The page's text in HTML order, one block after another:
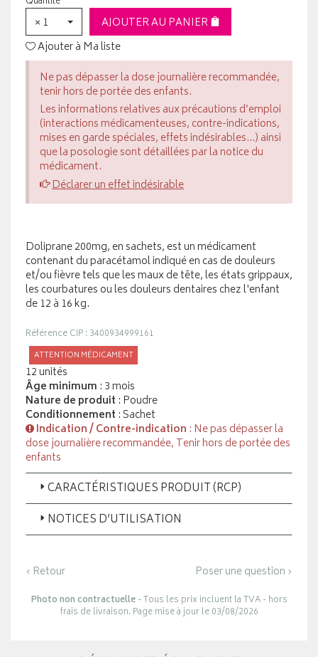
× 1
AJOUTER AU PANIER
Ajouter à Ma liste
Ne pas dépasser la dose journalière recommandée,
tenir hors de portée des enfants.
Les informations relatives aux précautions d’emploi
(interactions médicamenteuses, contre-indications,
mises en garde spéciales, effets indésirables...) ainsi
que la posologie sont détaillées par la notice du
médicament.
Déclarer un effet indésirable
Doliprane 200mg, en sachets, est un médicament
contenant du paracétamol indiqué en cas de douleurs
et/ou fièvre tels que les maux de tête, les états grippaux,
les courbatures ou les douleurs dentaires chez l'enfant
de 12 à 16 kg.
Référence CIP : 3400934999161
ATTENTION MÉDICAMENT
12 unités
Âge minimum : 3 mois
Nature de produit : Poudre
Conditionnement : Sachet
Indication / Contre-indication : Ne pas dépasser la
dose journalière recommandée, Tenir hors de portée des
enfants
CARACTÉRISTIQUES PRODUIT (RCP)
NOTICES D’UTILISATION
‹ Retour Poser une question ›
Photo non contractuelle- Tous les prix incluent la TVA - hors
frais de livraison. Page mise à jour le 03/08/2026